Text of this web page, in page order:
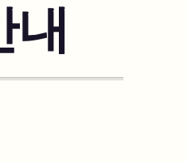
내